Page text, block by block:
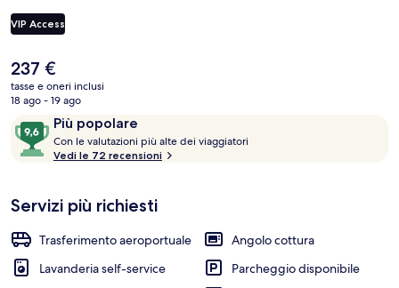
via Arenula/Ministero di Grazia Giustizia a 14.
VIP Access
Il
prezzo
attuale
237 €
237 €
tasse e oneri inclusi
18 ago - 19 ago
RecensioniPiù popolare
9,6
su
10,
popolare
Con le valutazioni più alte dei viaggiatori
v
a
Vedi le 72 recensioni
Servizi più richiesti
Trasferimento aeroportuale
Angolo cottura
Lavanderia self-service
Parcheggio disponibile